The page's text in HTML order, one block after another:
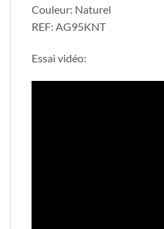
Couleur: Naturel
REF: AG95KNT
Essai vidéo: